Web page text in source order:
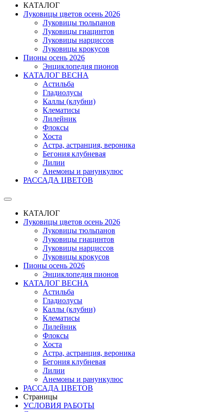
КАТАЛОГ
Луковицы цветов осень 2026
Луковицы тюльпанов
Луковицы гиацинтов
Луковицы нарциссов
Луковицы крокусов
Пионы осень 2026
Энциклопедия пионов
КАТАЛОГ ВЕСНА
Астильба
Гладиолусы
Каллы (клубни)
Клематисы
Лилейник
Флоксы
Хоста
Астра, астранция, вероника
Бегония клубневая
Лилии
Анемоны и ранункулюс
РАССАДА ЦВЕТОВ
КАТАЛОГ
Луковицы цветов осень 2026
Луковицы тюльпанов
Луковицы гиацинтов
Луковицы нарциссов
Луковицы крокусов
Пионы осень 2026
Энциклопедия пионов
КАТАЛОГ ВЕСНА
Астильба
Гладиолусы
Каллы (клубни)
Клематисы
Лилейник
Флоксы
Хоста
Астра, астранция, вероника
Бегония клубневая
Лилии
Анемоны и ранункулюс
РАССАДА ЦВЕТОВ
Страницы
УСЛОВИЯ РАБОТЫ